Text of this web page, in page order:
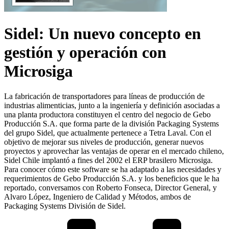
Sidel: Un nuevo concepto en
gestión y operación con
Microsiga
La fabricación de transportadores para líneas de producción de
industrias alimenticias, junto a la ingeniería y definición asociadas a
una planta productora constituyen el centro del negocio de Gebo
Producción S.A. que forma parte de la división Packaging Systems
del grupo Sidel, que actualmente pertenece a Tetra Laval. Con el
objetivo de mejorar sus niveles de producción, generar nuevos
proyectos y aprovechar las ventajas de operar en el mercado chileno,
Sidel Chile implantó a fines del 2002 el ERP brasilero Microsiga.
Para conocer cómo este software se ha adaptado a las necesidades y
requerimientos de Gebo Producción S.A. y los beneficios que le ha
reportado, conversamos con Roberto Fonseca, Director General, y
Alvaro López, Ingeniero de Calidad y Métodos, ambos de
Packaging Systems División de Sidel.